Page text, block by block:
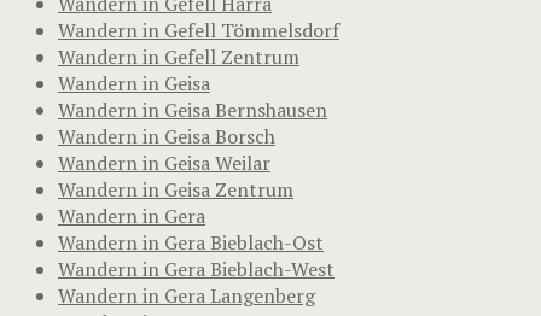
Wandern in Gefell Tömmelsdorf
Wandern in Gefell Zentrum
Wandern in Geisa
Wandern in Geisa Bernshausen
Wandern in Geisa Borsch
Wandern in Geisa Weilar
Wandern in Geisa Zentrum
Wandern in Gera
Wandern in Gera Bieblach-Ost
Wandern in Gera Bieblach-West
Wandern in Gera Langenberg